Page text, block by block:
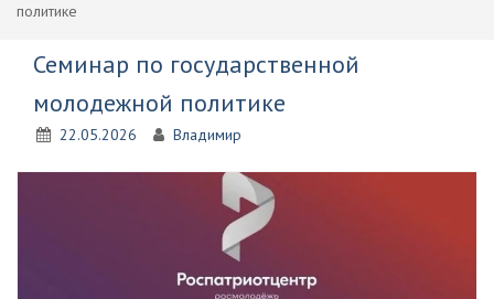
политике
Семинар по государственной
молодежной политике
22.05.2026 Владимир